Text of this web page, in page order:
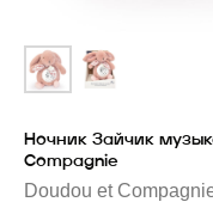
Ночник Зайчик
Compagnie
Doudou et